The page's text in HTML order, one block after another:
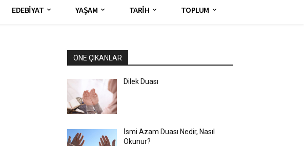
EDEBİYAT YAŞAM TARİH TOPLUM
ÖNE ÇIKANLAR
Dilek Duası
İsmi Azam Duası Nedir, Nasıl
Okunur?